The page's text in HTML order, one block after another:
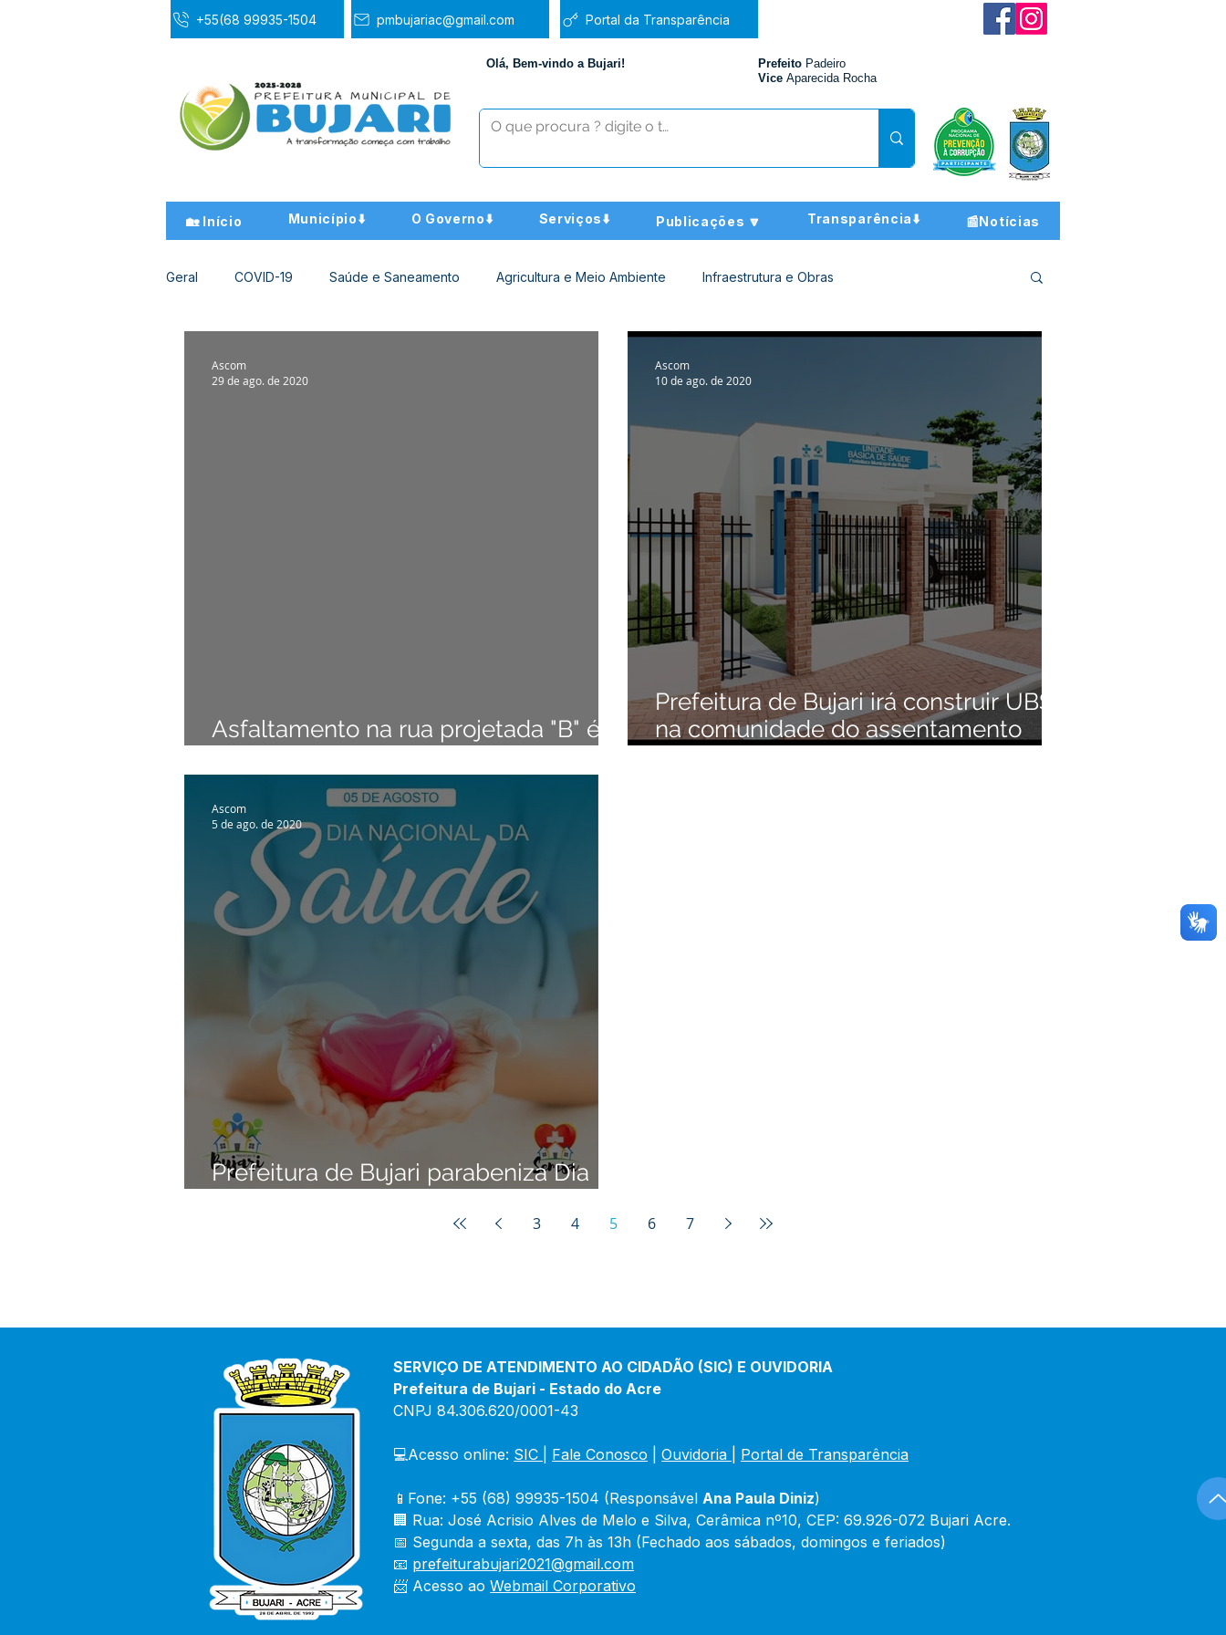
+55(68 99935-1504 pmbujariac@gmail.com Portal da Transparência
Olá, Bem-vindo a Bujari! Prefeito Padeiro
Vice Aparecida Rocha
🏡 Início Município⬇️ O Governo⬇️ Serviços⬇️ Publicações 🔽 Transparência⬇️ 📰Notícias
Geral COVID-19 Saúde e Saneamento Agricultura e Meio Ambiente Infraestrutura e Obras
Dengue Convênios e Parcerias
Nota Pública Licitações Alagação e Enchente
SEMULHER Empreendedorismo
Asfaltamento na rua projetada "B" é
Ascom
29 de ago. de 2020
Prefeitura de Bujari irá construir UBS
na comunidade do assentamento
Ascom
10 de ago. de 2020
Prefeitura de Bujari parabeniza Dia
Ascom
5 de ago. de 2020
3 4 5 6 7
SERVIÇO DE ATENDIMENTO AO CIDADÃO (SIC) E OUVIDORIA
Prefeitura de Bujari - Estado do Acre
CNPJ 84.306.620/0001-43
💻Acesso online: SIC Fale Conosco Ouvidoria Portal de Transparência
📱Fone: +55 (68) 99935-1504 (Responsável Ana Paula Diniz)
🏢 Rua: José Acrisio Alves de Melo e Silva, Cerâmica nº10, CEP: 69.926-072 Bujari Acre.
📅 Segunda a sexta, das 7h às 13h (Fechado aos sábados, domingos e feriados)
📧 prefeiturabujari2021@gmail.com
📨 Acesso ao Webmail Corporativo